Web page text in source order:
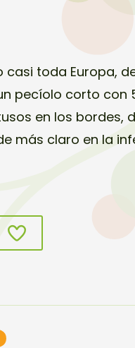
toda Europa,
pecíolo corto con
en los bordes,
más claro en la